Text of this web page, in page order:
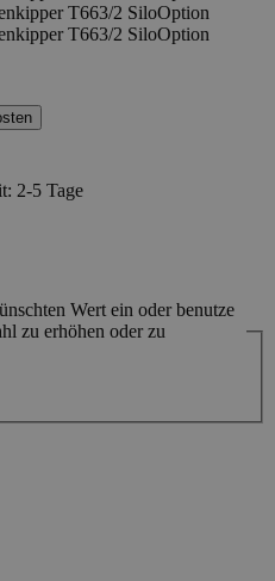
2-5 Tage
Wert ein oder benutze
zu erhöhen oder zu